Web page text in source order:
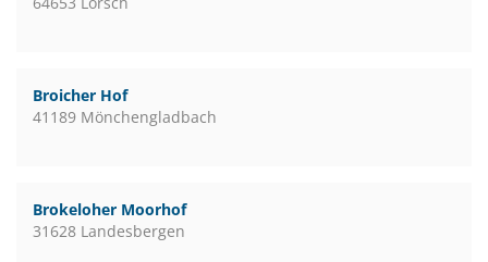
Broicher Hof
41189 Mönchengladbach
Brokeloher Moorhof
31628 Landesbergen